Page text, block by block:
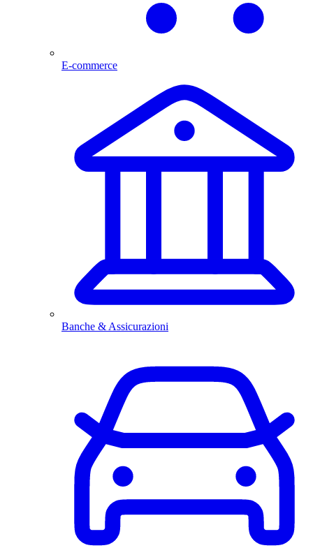
E-commerce
Banche & Assicurazioni